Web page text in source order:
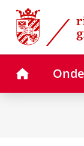
Skip
Content
Skip
Navigation
Home